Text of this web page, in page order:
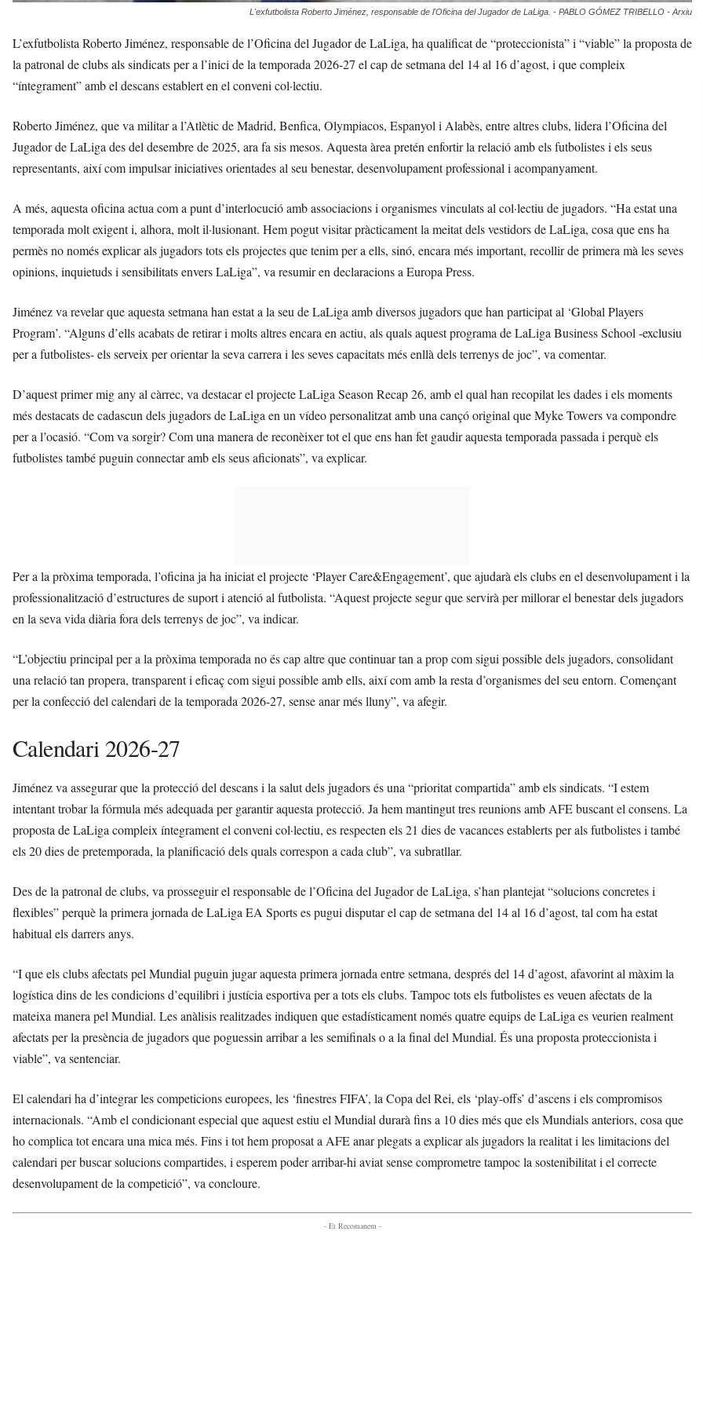
L'exfutbolista Roberto Jiménez, responsable de l'Oficina del Jugador de LaLiga. - PABLO GÓMEZ TRIBELLO - Arxiu
L’exfutbolista Roberto Jiménez, responsable de l’Oficina del Jugador de LaLiga, ha qualificat de “proteccionista” i “viable” la proposta de
la patronal de clubs als sindicats per a l’inici de la temporada 2026-27 el cap de setmana del 14 al 16 d’agost, i que compleix
“íntegrament” amb el descans establert en el conveni col·lectiu.
Roberto Jiménez, que va militar a l’Atlètic de Madrid, Benfica, Olympiacos, Espanyol i Alabès, entre altres clubs, lidera l’Oficina del
Jugador de LaLiga des del desembre de 2025, ara fa sis mesos. Aquesta àrea pretén enfortir la relació amb els futbolistes i els seus
representants, així com impulsar iniciatives orientades al seu benestar, desenvolupament professional i acompanyament.
A més, aquesta oficina actua com a punt d’interlocució amb associacions i organismes vinculats al col·lectiu de jugadors. “Ha estat una
temporada molt exigent i, alhora, molt il·lusionant. Hem pogut visitar pràcticament la meitat dels vestidors de LaLiga, cosa que ens ha
permès no només explicar als jugadors tots els projectes que tenim per a ells, sinó, encara més important, recollir de primera mà les seves
opinions, inquietuds i sensibilitats envers LaLiga”, va resumir en declaracions a Europa Press.
Jiménez va revelar que aquesta setmana han estat a la seu de LaLiga amb diversos jugadors que han participat al ‘Global Players
Program’. “Alguns d’ells acabats de retirar i molts altres encara en actiu, als quals aquest programa de LaLiga Business School -exclusiu
per a futbolistes- els serveix per orientar la seva carrera i les seves capacitats més enllà dels terrenys de joc”, va comentar.
D’aquest primer mig any al càrrec, va destacar el projecte LaLiga Season Recap 26, amb el qual han recopilat les dades i els moments
més destacats de cadascun dels jugadors de LaLiga en un vídeo personalitzat amb una cançó original que Myke Towers va compondre
per a l’ocasió. “Com va sorgir? Com una manera de reconèixer tot el que ens han fet gaudir aquesta temporada passada i perquè els
futbolistes també puguin connectar amb els seus aficionats”, va explicar.
Per a la pròxima temporada, l’oficina ja ha iniciat el projecte ‘Player Care&Engagement’, que ajudarà els clubs en el desenvolupament i la
professionalització d’estructures de suport i atenció al futbolista. “Aquest projecte segur que servirà per millorar el benestar dels jugadors
en la seva vida diària fora dels terrenys de joc”, va indicar.
“L’objectiu principal per a la pròxima temporada no és cap altre que continuar tan a prop com sigui possible dels jugadors, consolidant
una relació tan propera, transparent i eficaç com sigui possible amb ells, així com amb la resta d’organismes del seu entorn. Començant
per la confecció del calendari de la temporada 2026-27, sense anar més lluny”, va afegir.
Calendari 2026-27
Jiménez va assegurar que la protecció del descans i la salut dels jugadors és una “prioritat compartida” amb els sindicats. “I estem
intentant trobar la fórmula més adequada per garantir aquesta protecció. Ja hem mantingut tres reunions amb AFE buscant el consens. La
proposta de LaLiga compleix íntegrament el conveni col·lectiu, es respecten els 21 dies de vacances establerts per als futbolistes i també
els 20 dies de pretemporada, la planificació dels quals correspon a cada club”, va subratllar.
Des de la patronal de clubs, va prosseguir el responsable de l’Oficina del Jugador de LaLiga, s’han plantejat “solucions concretes i
flexibles” perquè la primera jornada de LaLiga EA Sports es pugui disputar el cap de setmana del 14 al 16 d’agost, tal com ha estat
habitual els darrers anys.
“I que els clubs afectats pel Mundial puguin jugar aquesta primera jornada entre setmana, després del 14 d’agost, afavorint al màxim la
logística dins de les condicions d’equilibri i justícia esportiva per a tots els clubs. Tampoc tots els futbolistes es veuen afectats de la
mateixa manera pel Mundial. Les anàlisis realitzades indiquen que estadísticament només quatre equips de LaLiga es veurien realment
afectats per la presència de jugadors que poguessin arribar a les semifinals o a la final del Mundial. És una proposta proteccionista i
viable”, va sentenciar.
El calendari ha d’integrar les competicions europees, les ‘finestres FIFA’, la Copa del Rei, els ‘play-offs’ d’ascens i els compromisos
internacionals. “Amb el condicionant especial que aquest estiu el Mundial durarà fins a 10 dies més que els Mundials anteriors, cosa que
ho complica tot encara una mica més. Fins i tot hem proposat a AFE anar plegats a explicar als jugadors la realitat i les limitacions del
calendari per buscar solucions compartides, i esperem poder arribar-hi aviat sense comprometre tampoc la sostenibilitat i el correcte
desenvolupament de la competició”, va concloure.
- Et Recomanem -